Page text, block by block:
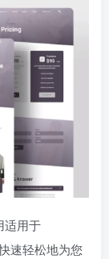
适用于
速轻松地为您